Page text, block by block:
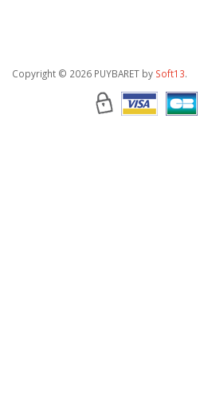
Copyright © 2026 PUYBARET by Soft13.